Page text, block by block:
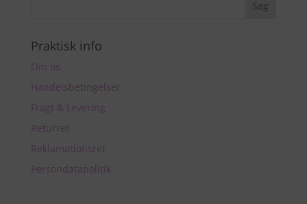
Praktisk info
Om os
Handelsbetingelser
Fragt & Levering
Returret
Reklamationsret
Persondatapolitik